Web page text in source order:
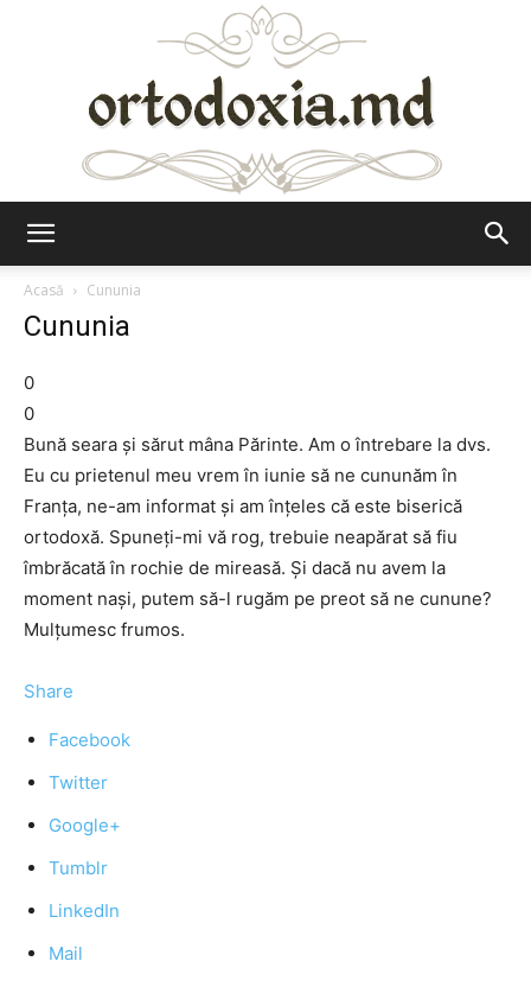
Acasă
Cununia
Cununia
0
0
Bună seara şi sărut mâna Părinte. Am o întrebare la dvs.
Eu cu prietenul meu vrem în iunie să ne cununăm în
Franţa, ne-am informat şi am înţeles că este biserică
ortodoxă. Spuneţi-mi vă rog, trebuie neapărat să fiu
îmbrăcată în rochie de mireasă. Şi dacă nu avem la
moment naşi, putem să-l rugăm pe preot să ne cunune?
Mulţumesc frumos.
Share
Facebook
Twitter
Google+
Tumblr
LinkedIn
Mail